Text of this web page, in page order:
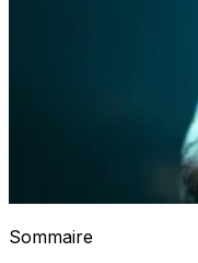
Sommaire